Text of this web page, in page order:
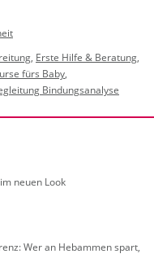
, Erste Hilfe & Beratung,
fürs Baby,
Bindungsanalyse
neuen Look
Wer an Heb­am­men spart,